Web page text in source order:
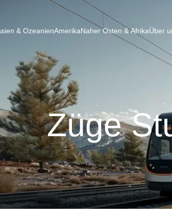
& OzeanienAmerikaNaher Osten & AfrikaÜber
Züge